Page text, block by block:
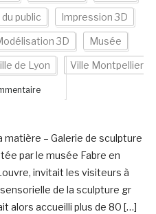
public Impression 3D
3D Musée
de Lyon Ville Montpellier
matière – Galerie de sculpture
par le musée Fabre en
invitait les visiteurs à
de la sculpture gr
alors accueilli plus de 80 […]